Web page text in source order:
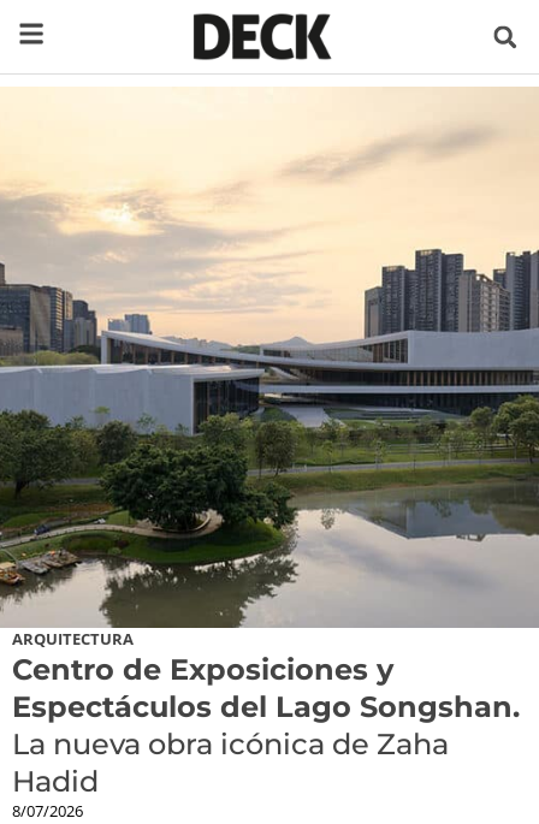
ARQUITECTURA
Centro de Exposiciones y
Espectáculos del Lago Songshan.
La nueva obra icónica de Zaha
Hadid
8/07/2026